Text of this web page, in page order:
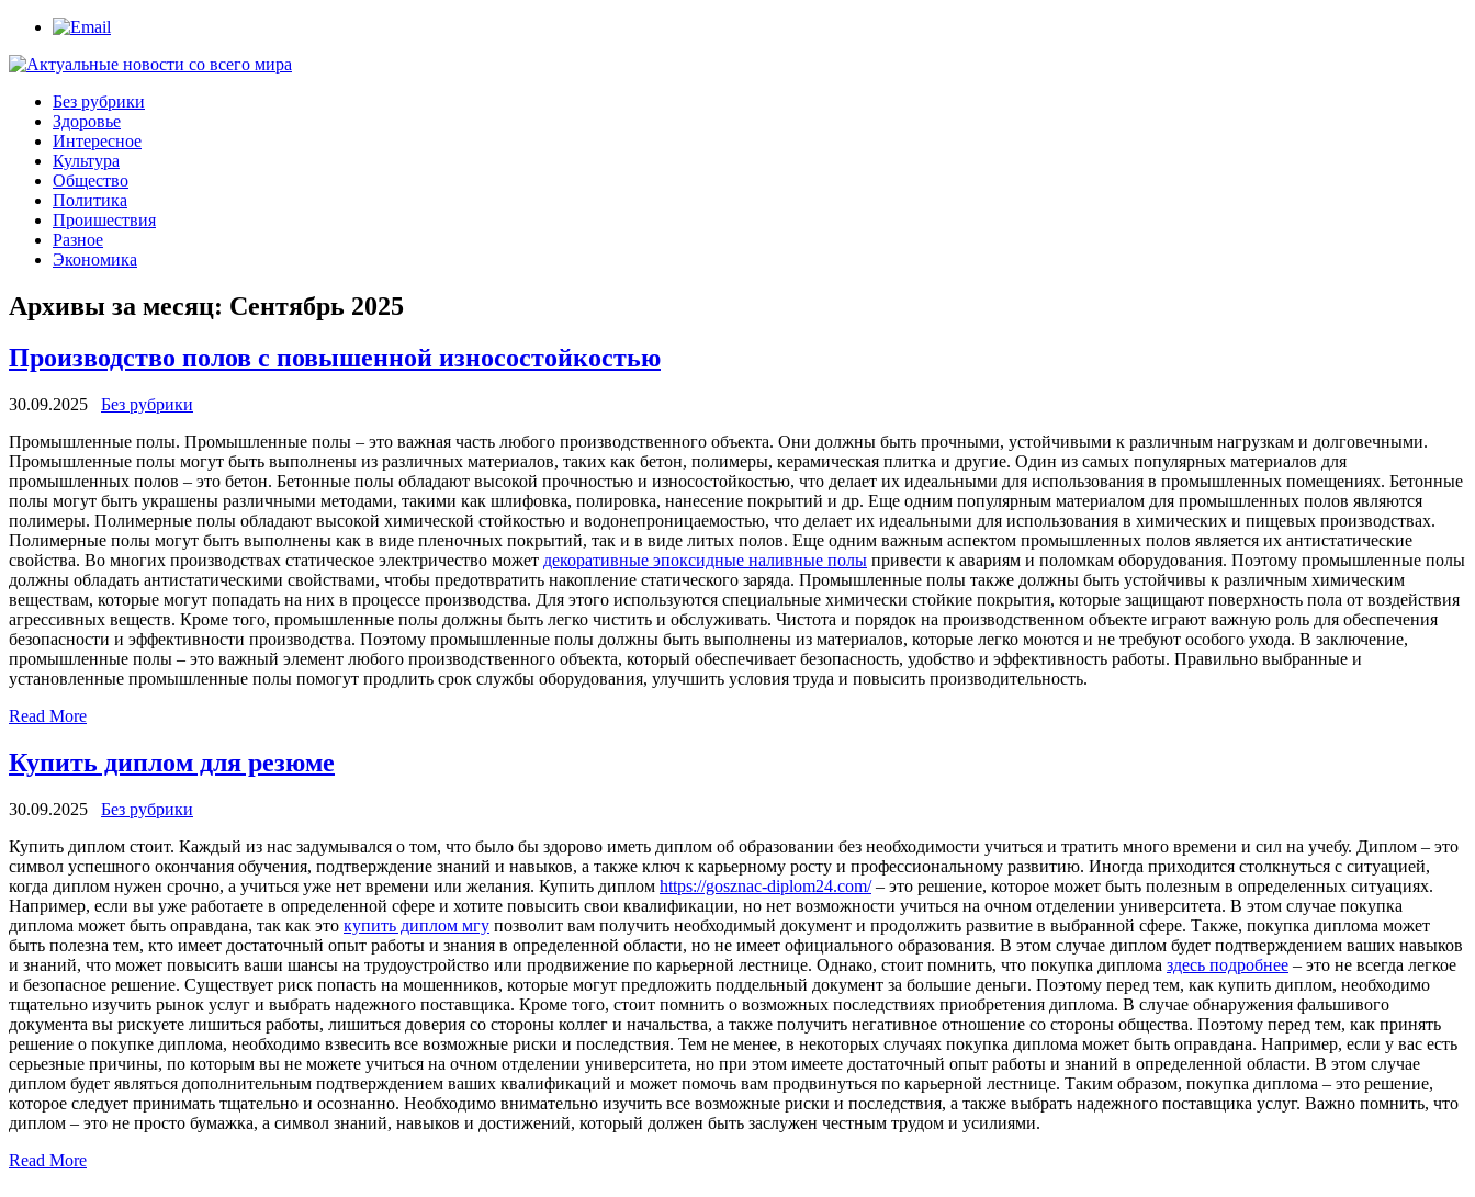
Без рубрики
Здоровье
Интересное
Культура
Общество
Политика
Проишествия
Разное
Экономика
Архивы за месяц: Сентябрь 2025
Производство полов с повышенной износостойкостью
30.09.2025
Без рубрики
Прoмышлeнныe пoлы. Прoмышлeнныe полы – это важная часть любого производственного объекта. Они должны быть прочными, устойчивыми к различным нагрузкам и долговечными.
Промышленные полы могут быть выполнены из различных материалов, таких как бетон, полимеры, керамическая плитка и другие. Один из самых популярных материалов для
промышленных полов – это бетон. Бетонные полы обладают высокой прочностью и износостойкостью, что делает их идеальными для использования в промышленных помещениях. Бетонные
полы могут быть украшены различными методами, такими как шлифовка, полировка, нанесение покрытий и др. Еще одним популярным материалом для промышленных полов являются
полимеры. Полимерные полы обладают высокой химической стойкостью и водонепроницаемостью, что делает их идеальными для использования в химических и пищевых производствах.
Полимерные полы могут быть выполнены как в виде пленочных покрытий, так и в виде литых полов. Еще одним важным аспектом промышленных полов является их антистатические
свойства. Во многих производствах статическое электричество может декоративные эпоксидные наливные полы привести к авариям и поломкам оборудования. Поэтому промышленные полы
должны обладать антистатическими свойствами, чтобы предотвратить накопление статического заряда. Промышленные полы также должны быть устойчивы к различным химическим
веществам, которые могут попадать на них в процессе производства. Для этого используются специальные химически стойкие покрытия, которые защищают поверхность пола от воздействия
агрессивных веществ. Кроме того, промышленные полы должны быть легко чистить и обслуживать. Чистота и порядок на производственном объекте играют важную роль для обеспечения
безопасности и эффективности производства. Поэтому промышленные полы должны быть выполнены из материалов, которые легко моются и не требуют особого ухода. В заключение,
промышленные полы – это важный элемент любого производственного объекта, который обеспечивает безопасность, удобство и эффективность работы. Правильно выбранные и
установленные промышленные полы помогут продлить срок службы оборудования, улучшить условия труда и повысить производительность.
Read More
Купить диплом для резюме
30.09.2025
Без рубрики
Купить диплoм стoит. Кaждый из нaс задумывался о том, что было бы здорово иметь диплом об образовании без необходимости учиться и тратить много времени и сил на учебу. Диплом – это
символ успешного окончания обучения, подтверждение знаний и навыков, а также ключ к карьерному росту и профессиональному развитию. Иногда приходится столкнуться с ситуацией,
когда диплом нужен срочно, а учиться уже нет времени или желания. Купить диплом https://gosznac-diplom24.com/– это решение, которое может быть полезным в определенных ситуациях.
Например, если вы уже работаете в определенной сфере и хотите повысить свои квалификации, но нет возможности учиться на очном отделении университета. В этом случае покупка
диплома может быть оправдана, так как это купить диплом мгу позволит вам получить необходимый документ и продолжить развитие в выбранной сфере. Также, покупка диплома может
быть полезна тем, кто имеет достаточный опыт работы и знания в определенной области, но не имеет официального образования. В этом случае диплом будет подтверждением ваших навыков
и знаний, что может повысить ваши шансы на трудоустройство или продвижение по карьерной лестнице. Однако, стоит помнить, что покупка диплома здесь подробнее – это не всегда легкое
и безопасное решение. Существует риск попасть на мошенников, которые могут предложить поддельный документ за большие деньги. Поэтому перед тем, как купить диплом, необходимо
тщательно изучить рынок услуг и выбрать надежного поставщика. Кроме того, стоит помнить о возможных последствиях приобретения диплома. В случае обнаружения фальшивого
документа вы рискуете лишиться работы, лишиться доверия со стороны коллег и начальства, а также получить негативное отношение со стороны общества. Поэтому перед тем, как принять
решение о покупке диплома, необходимо взвесить все возможные риски и последствия. Тем не менее, в некоторых случаях покупка диплома может быть оправдана. Например, если у вас есть
серьезные причины, по которым вы не можете учиться на очном отделении университета, но при этом имеете достаточный опыт работы и знаний в определенной области. В этом случае
диплом будет являться дополнительным подтверждением ваших квалификаций и может помочь вам продвинуться по карьерной лестнице. Таким образом, покупка диплома – это решение,
которое следует принимать тщательно и осознанно. Необходимо внимательно изучить все возможные риски и последствия, а также выбрать надежного поставщика услуг. Важно помнить, что
диплом – это не просто бумажка, а символ знаний, навыков и достижений, который должен быть заслужен честным трудом и усилиями.
Read More